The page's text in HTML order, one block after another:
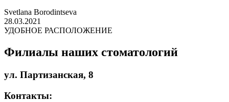
Svetlana Borodintseva
28.03.2021
УДОБНОЕ РАСПОЛОЖЕНИЕ
Филиалы наших стоматологий
ул. Партизанская, 8
Контакты: